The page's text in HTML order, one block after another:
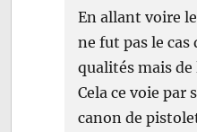
En allant voire
ne fut pas le cas
qualités mais
Cela ce voie
canon de